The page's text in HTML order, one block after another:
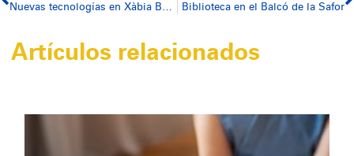
Nuevas tecnologías en Xàbia Bella Biblioteca en el Balcó de la Safor
Artículos relacionados